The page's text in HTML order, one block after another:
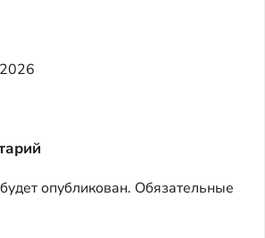
опубликован. Обязательные